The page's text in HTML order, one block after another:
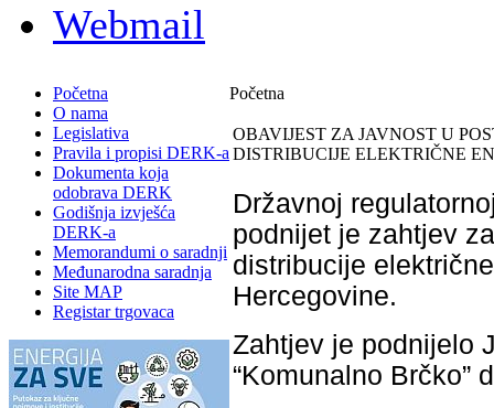
Webmail
Početna
O nama
Legislativa
Pravila i propisi DERK-a
Dokumenta koja
odobrava DERK
Godišnja izvješća
DERK-a
Memorandumi o saradnji
Međunarodna saradnja
Site MAP
Registar trgovaca
Početna
OBAVIJEST ZA JAVNOST U
DISTRIBUCIJE ELEKTRIČNE
Državnoj
podnijet je zahtjev
distribucije
Hercegovine.
Zahtjev je podnijelo
“Komunalno Brčko”